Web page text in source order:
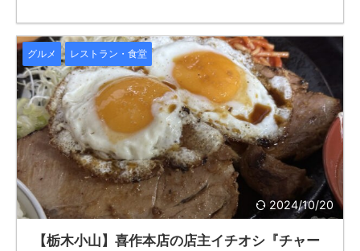
2024/10/20
グルメ レストラン・食堂
【栃木小山】喜作本店の店主イチオシ『チャー